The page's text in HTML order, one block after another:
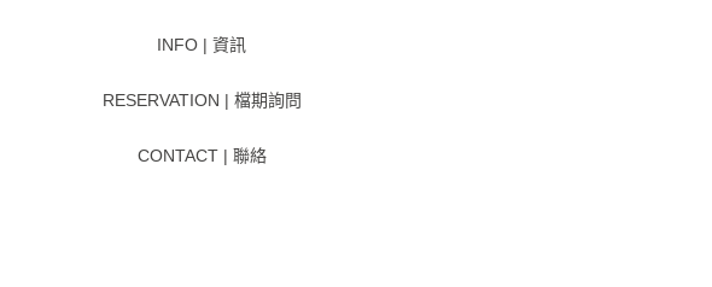
INFO | 資訊
RESERVATION | 檔期詢問
CONTACT | 聯絡